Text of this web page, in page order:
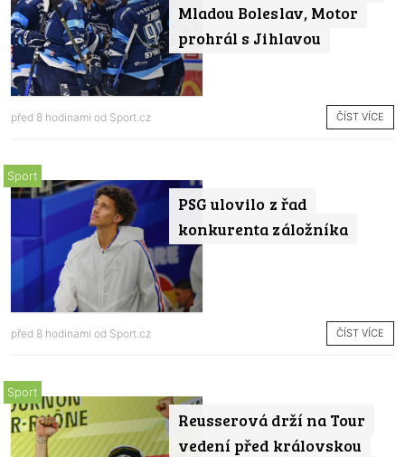
Mladou Boleslav, Motor
prohrál s Jihlavou
před 8 hodinami od Sport.cz ČÍST VÍCE
PSG ulovilo z řad
konkurenta záložníka
Sport
před 8 hodinami od Sport.cz ČÍST VÍCE
Reusserová drží na Tour
vedení před královskou
Sport